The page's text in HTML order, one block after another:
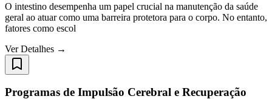
O intestino desempenha um papel crucial na manutenção da saúde
geral ao atuar como uma barreira protetora para o corpo. No entanto,
fatores como escol
Ver Detalhes →
Programas de Impulsão Cerebral e Recuperação